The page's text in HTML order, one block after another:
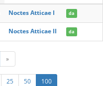
Noctes Atticae I da
Noctes Atticae II da
»
25 50 100